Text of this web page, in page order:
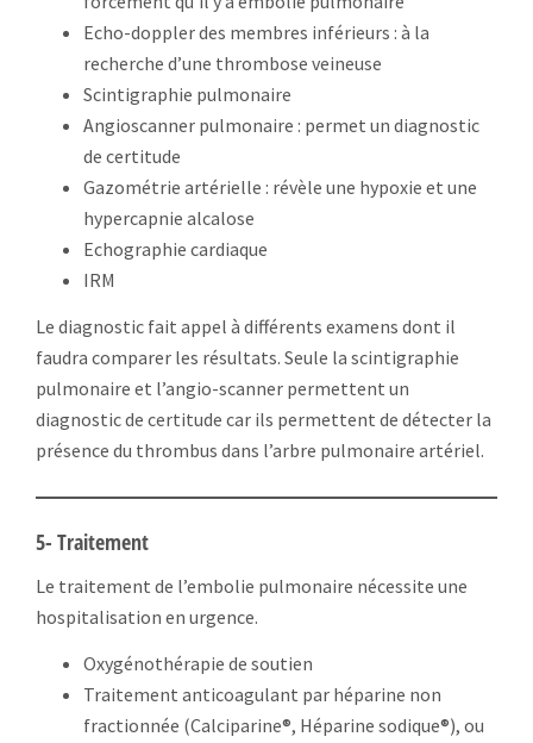
Echo-doppler des membres inférieurs : à la
recherche d’une thrombose veineuse
Scintigraphie pulmonaire
Angioscanner pulmonaire : permet un diagnostic
de certitude
Gazométrie artérielle : révèle une hypoxie et une
hypercapnie alcalose
Echographie cardiaque
IRM
Le diagnostic fait appel à différents examens dont il
faudra comparer les résultats. Seule la scintigraphie
pulmonaire et l’angio-scanner permettent un
diagnostic de certitude car ils permettent de détecter la
présence du thrombus dans l’arbre pulmonaire artériel.
5- Traitement
Le traitement de l’embolie pulmonaire nécessite une
hospitalisation en urgence.
Oxygénothérapie de soutien
Traitement anticoagulant par héparine non
fractionnée (Calciparine®, Héparine sodique®), ou